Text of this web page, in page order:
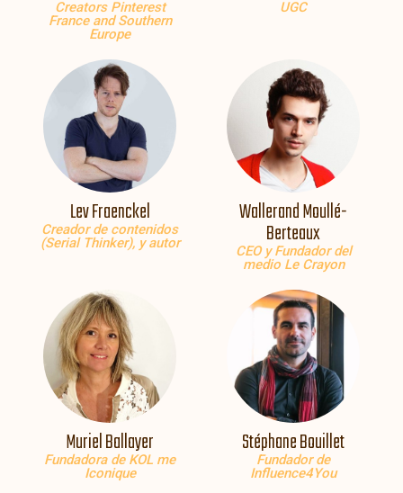
Creators Pinterest
France and Southern
Europe
UGC
Lev Fraenckel
Creador de contenidos
(Serial Thinker), y autor
Wallerand Moullé-
Berteaux
CEO y Fundador del
medio Le Crayon
Muriel Ballayer
Fundadora de KOL me
Iconique
Stéphane Bouillet
Fundador de
Influence4You